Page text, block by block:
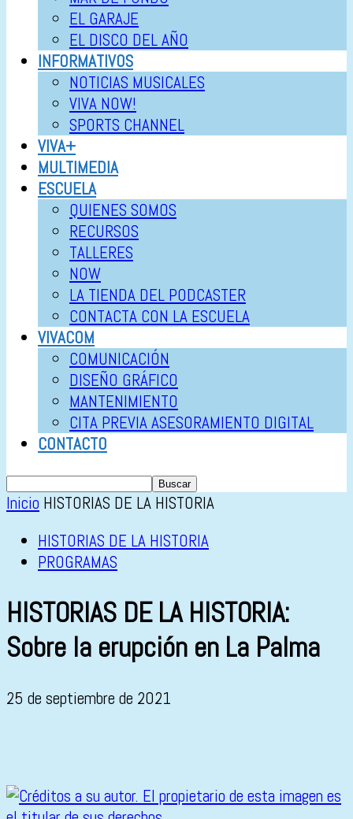
EL GARAJE
EL DISCO DEL AÑO
INFORMATIVOS
NOTICIAS MUSICALES
VIVA NOW!
SPORTS CHANNEL
VIVA+
MULTIMEDIA
ESCUELA
QUIENES SOMOS
RECURSOS
TALLERES
NOW
LA TIENDA DEL PODCASTER
CONTACTA CON LA ESCUELA
VIVACOM
COMUNICACIÓN
DISEÑO GRÁFICO
MANTENIMIENTO
CITA PREVIA ASESORAMIENTO DIGITAL
CONTACTO
Inicio HISTORIAS DE LA HISTORIA
HISTORIAS DE LA HISTORIA
PROGRAMAS
HISTORIAS DE LA HISTORIA:
Sobre la erupción en La Palma
25 de septiembre de 2021